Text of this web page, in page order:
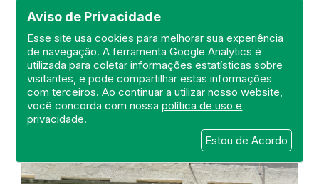
Aviso de Privacidade
Esse site usa cookies para melhorar sua experiência
de navegação. A ferramenta Google Analytics é
utilizada para coletar informações estatísticas sobre
visitantes, e pode compartilhar estas informações
com terceiros. Ao continuar a utilizar nosso website,
você concorda com nossapolítica de uso e
privacidade.
Estou de Acordo
REGIÃO METROPOLITANA
DEFIS
ATO MÉDICO
CLÍNICA DA FAMÍLIA